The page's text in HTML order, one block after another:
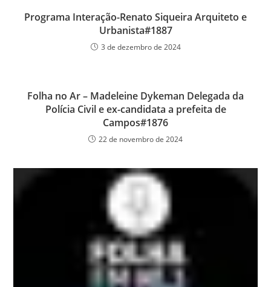
Programa Interação-Renato Siqueira Arquiteto e
Urbanista#1887
3 de dezembro de 2024
Folha no Ar – Madeleine Dykeman Delegada da
Polícia Civil e ex-candidata a prefeita de
Campos#1876
22 de novembro de 2024